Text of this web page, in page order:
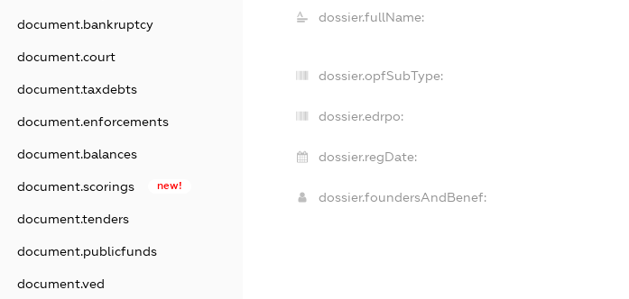
document.bankruptcy
document.court
document.taxdebts
document.enforcements
document.balances
document.scorings new!
document.tenders
document.publicfunds
document.ved
dossier.fullName:
dossier.opfSubType:
dossier.edrpo:
dossier.regDate:
dossier.foundersAndBenef: